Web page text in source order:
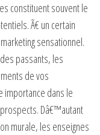
constituent souvent le
Ã€ un certain
sensationnel.
passants, les
de vos
importance dans le
Dâ€™autant
murale, les enseignes